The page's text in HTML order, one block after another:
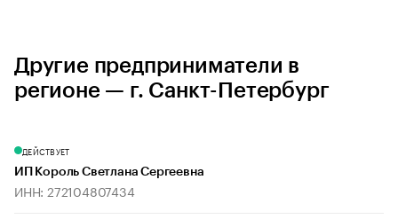
Другие предприниматели в
регионе — г. Санкт-Петербург
ДЕЙСТВУЕТ
ИП Король Светлана Сергеевна
ИНН: 272104807434